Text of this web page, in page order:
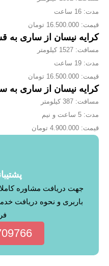
مدت: 16 ساعت
قیمت: 16.500.000 تومان
کرایه نیسان از ساری به
مسافت: 1527 کیلومتر
مدت: 19 ساعت
قیمت: 16.500.000 تومان
کرایه نیسان از ساری به
مسافت: 387 کیلومتر
مدت: 5 ساعت و نیم
قیمت: 4.900.000 تومان
جهت دریافت مشاوره
باربری و نحوه دریافت